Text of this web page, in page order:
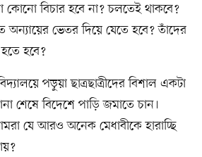
বিচার হবে না? চলতেই থাকবে?
ভেতর দিয়ে যেতে হবে? তাঁদের
হবে?
পড়ুয়া ছাত্রছাত্রীদের বিশাল একটা
বিদেশে পাড়ি জমাতে চান।
যে আরও অনেক মেধাবীকে হারাচ্ছি